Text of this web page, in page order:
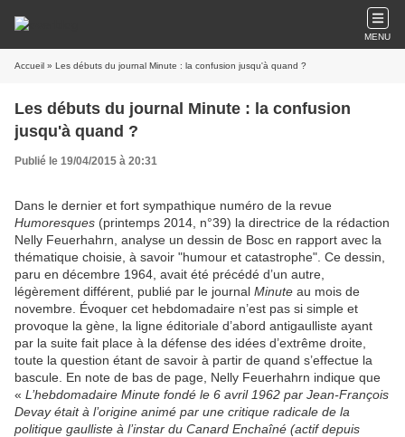
MENU
Accueil » Les débuts du journal Minute : la confusion jusqu'à quand ?
Les débuts du journal Minute : la confusion
jusqu'à quand ?
Publié le 19/04/2015 à 20:31
Dans le dernier et fort sympathique numéro de la revue
Humoresques (printemps 2014, n°39) la directrice de la rédaction
Nelly Feuerhahrn, analyse un dessin de Bosc en rapport avec la
thématique choisie, à savoir "humour et catastrophe". Ce dessin,
paru en décembre 1964, avait été précédé d’un autre,
légèrement différent, publié par le journal Minute au mois de
novembre. Évoquer cet hebdomadaire n’est pas si simple et
provoque la gène, la ligne éditoriale d’abord antigaulliste ayant
par la suite fait place à la défense des idées d’extrême droite,
toute la question étant de savoir à partir de quand s’effectue la
bascule. En note de bas de page, Nelly Feuerhahrn indique que
« L’hebdomadaire Minute fondé le 6 avril 1962 par Jean-François
Devay était à l’origine animé par une critique radicale de la
politique gaulliste à l’instar du Canard Enchaîné (actif depuis